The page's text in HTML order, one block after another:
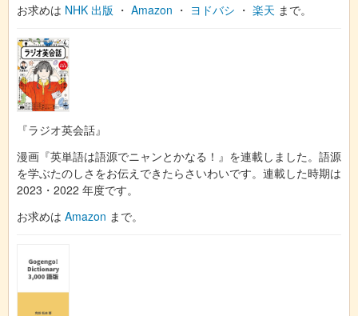
お求めは NHK 出版 ・ Amazon ・ ヨドバシ ・ 楽天 まで。
『ラジオ英会話』
漫画『英単語は語源でニャンとかなる！』を連載しました。語源
を学ぶたのしさをお伝えできたらさいわいです。連載した時期は
2023・2022 年度です。
お求めは Amazon まで。